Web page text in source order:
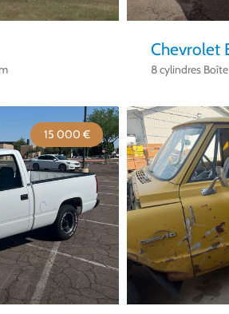
Chevrolet
8 cylindres
15 000 €